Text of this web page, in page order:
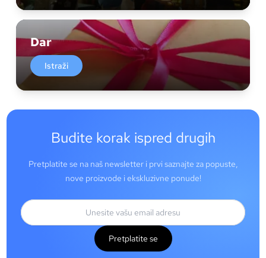
Dar
Istraži
Budite korak ispred drugih
Pretplatite se na naš newsletter i prvi saznajte za popuste,
nove proizvode i ekskluzivne ponude!
Pretplatite se